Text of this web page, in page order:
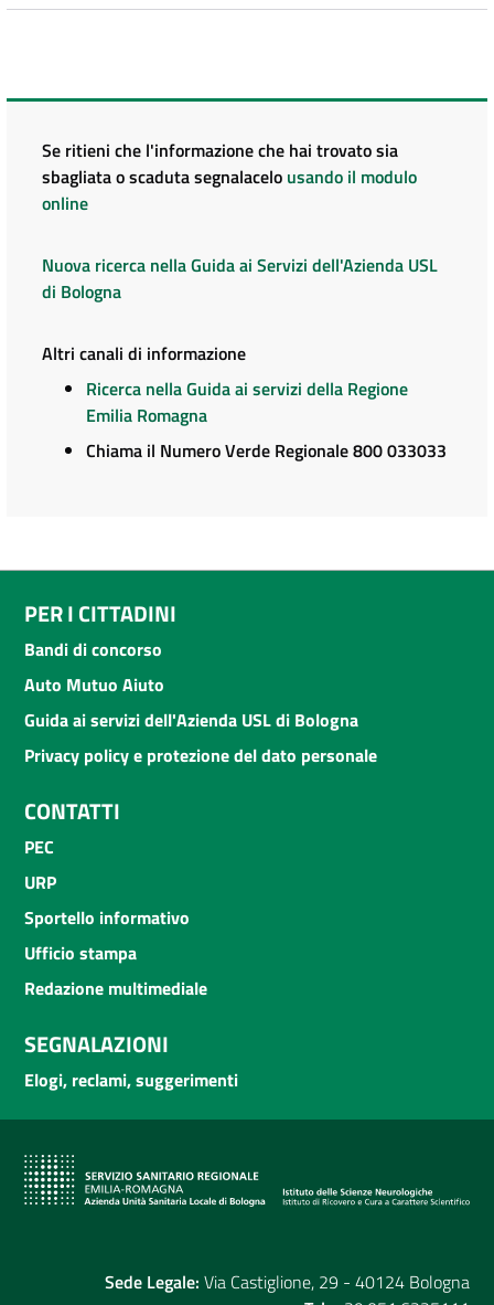
Se ritieni che l'informazione che hai trovato sia
sbagliata o scaduta segnalacelo usando il modulo
online
Nuova ricerca nella Guida ai Servizi dell'Azienda USL
di Bologna
Altri canali di informazione
Ricerca nella Guida ai servizi della Regione
Emilia Romagna
Chiama il Numero Verde Regionale 800 033033
PER I CITTADINI
Bandi di concorso
Auto Mutuo Aiuto
Guida ai servizi dell'Azienda USL di Bologna
Privacy policy e protezione del dato personale
CONTATTI
PEC
URP
Sportello informativo
Ufficio stampa
Redazione multimediale
SEGNALAZIONI
Elogi, reclami, suggerimenti
Sede Legale: Via Castiglione, 29 - 40124 Bologna